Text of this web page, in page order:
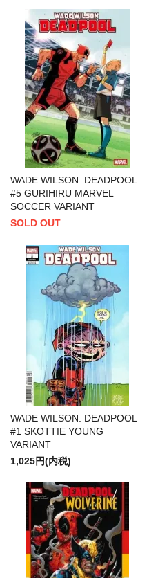
WADE WILSON: DEADPOOL
#5 GURIHIRU MARVEL
SOCCER VARIANT
SOLD OUT
WADE WILSON: DEADPOOL
#1 SKOTTIE YOUNG
VARIANT
1,025円(内税)